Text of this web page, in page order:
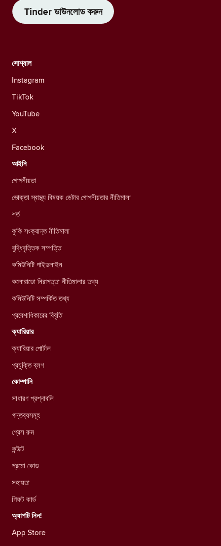
Tinder ডাউনলোড করুন
সোশ্যাল
Instagram
TikTok
YouTube
X
Facebook
আইনি
গোপনীয়তা
ভোক্তা স্বাস্থ্য বিষয়ক ডেটার গোপনীয়তার নীতিমালা
শর্ত
কুকি সংক্রান্ত নীতিমালা
বুদ্ধিবৃত্তিক সম্পত্তি
কমিউনিটি গাইডলাইন
কলোরাডো নিরাপত্তা নীতিমালার তথ্য
কমিউনিটি সম্পর্কিত তথ্য
প্রবেশাধিকারের বিবৃতি
ক্যারিয়ার
ক্যারিয়ার পোর্টাল
প্রযুক্তি ব্লগ
কোম্পানি
সাধারণ প্রশ্নাবলি
গন্তব্যসমূহ
প্রেস রুম
কন্টাক্ট
প্রমো কোড
সহায়তা
গিফট কার্ড
অ্যাপটি নিন!
App Store